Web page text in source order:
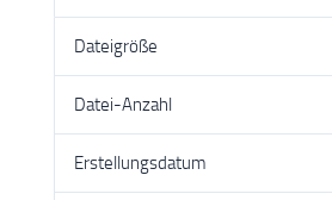
Dateigröße
Datei-Anzahl
Erstellungsdatum